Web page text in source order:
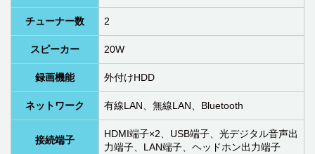
チューナー数 2
スピーカー 20W
録画機能 外付けHDD
ネットワーク 有線LAN、無線LAN、Bluetooth
接続端子
HDMI端子×2、USB端子、光デジタル音声出
力端子、LAN端子、ヘッドホン出力端子